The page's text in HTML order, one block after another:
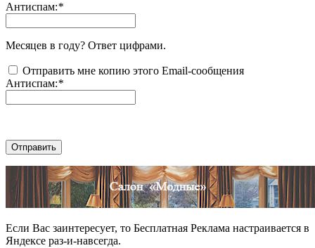
Антиспам:*
Месяцев в году? Ответ цифрами.
Отправить мне копию этого Email-сообщения
Антиспам:*
Отправить
Если Вас заинтересует, то Бесплатная Реклама настраивается в
Яндексе раз-и-навсегда.